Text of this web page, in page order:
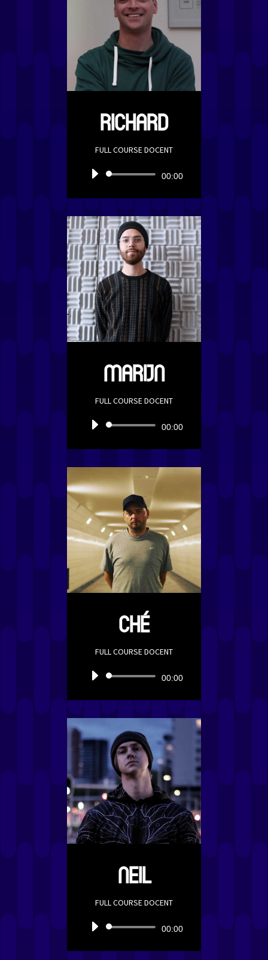
RICHARD
FULL COURSE DOCENT
Audiospeler
00:00
MARIJN
FULL COURSE DOCENT
Audiospeler
00:00
CHÉ
FULL COURSE DOCENT
Audiospeler
00:00
NEIL
FULL COURSE DOCENT
Audiospeler
00:00